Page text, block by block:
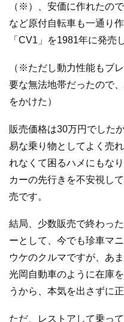
（※）、安価に作れたの
など原付自転車も一通り
「CV1」を1981年に発売
（※ただし動力性能もブ
要な無法地帯だったので
をかけた）
販売価格は30万円でした
易な乗り物としてよく売
れなくて困るハメにもな
カーの先行きを不安視し
売です。
結局、少数販売で終わっ
ーとして、今でも珍車マ
ウケのクルマですが、あ
光岡自動車のように在庫
うから、本気を出さずに正
ただ、レストアして乗っ